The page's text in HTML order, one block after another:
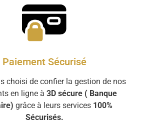
Paiement Sécurisé
choisi de confier la gestion de nos
en ligne à 3D sécure ( Banque
grâce à leurs services 100%
Sécurisés.